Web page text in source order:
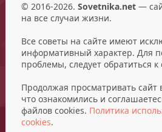
© 2016-2026. Sovetnika.net—
на все случаи жизни.
Все советы на сайте имеют
информативный характер. Для
проблемы, следует обратиться
Продолжая просматривать сайт
что ознакомились и
файлов cookies. Политика
cookies.